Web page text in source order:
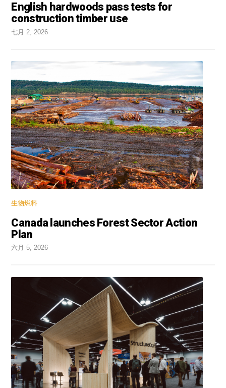
English hardwoods pass tests for
construction timber use
七月 2, 2026
生物燃料
Canada launches Forest Sector Action
Plan
六月 5, 2026